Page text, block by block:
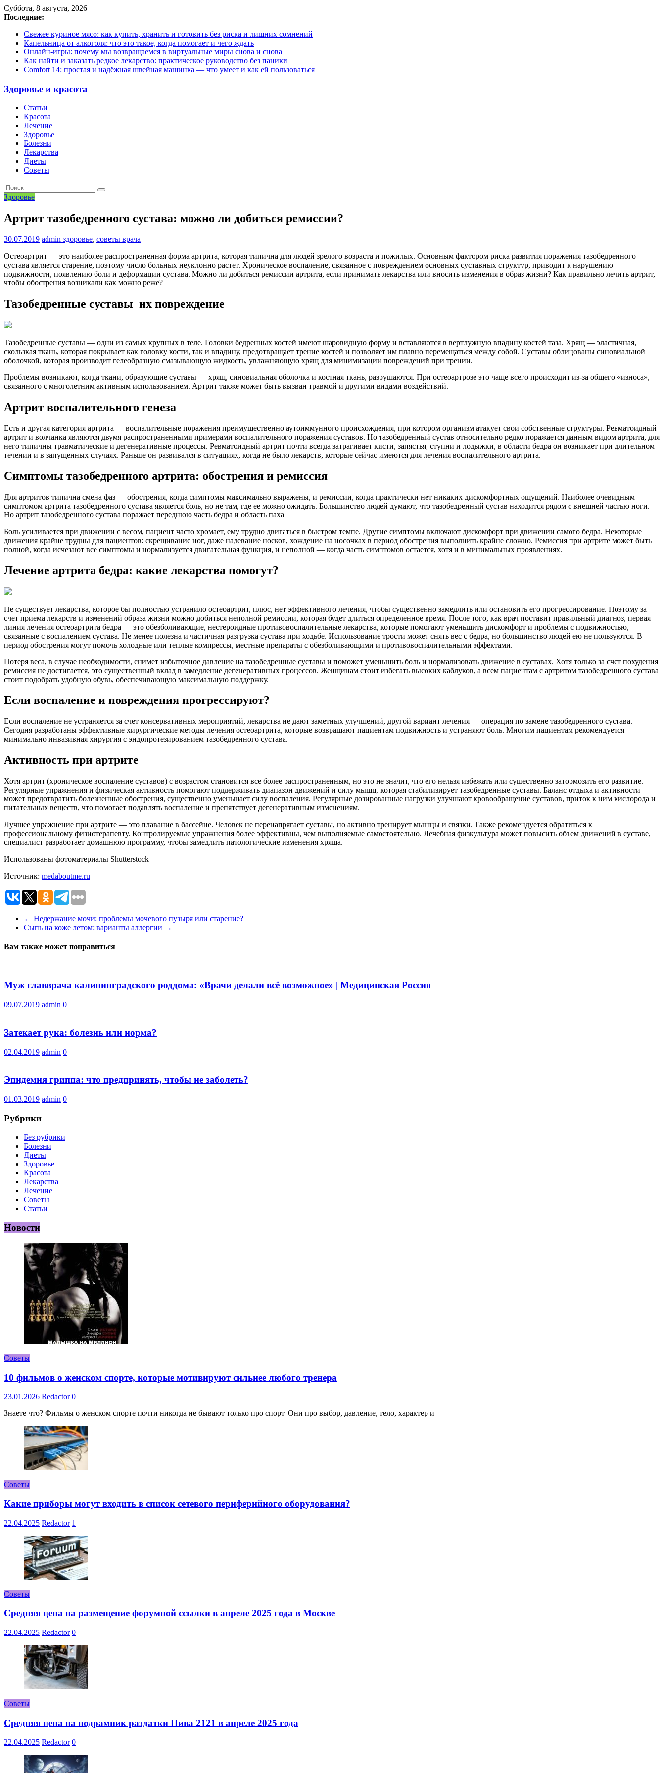
Суббота, 8 августа, 2026
Последние:
Свежее куриное мясо: как купить, хранить и готовить без риска и лишних сомнений
Капельница от алкоголя: что это такое, когда помогает и чего ждать
Онлайн-игры: почему мы возвращаемся в виртуальные миры снова и снова
Как найти и заказать редкое лекарство: практическое руководство без паники
Comfort 14: простая и надёжная швейная машинка — что умеет и как ей пользоваться
Здоровье и красота
Статьи
Красота
Лечение
Здоровье
Болезни
Лекарства
Диеты
Советы
Здоровье
Артрит тазобедренного сустава: можно ли добиться ремиссии?
30.07.2019 admin здоровье, советы врача
Остеоартрит — это наиболее распространенная форма артрита, которая типична для людей зрелого возраста и пожилых. Основным фактором риска развития поражения тазобедренного
сустава является старение, поэтому число больных неуклонно растет. Хроническое воспаление, связанное с повреждением основных суставных структур, приводит к нарушению
подвижности, появлению боли и деформации сустава. Можно ли добиться ремиссии артрита, если принимать лекарства или вносить изменения в образ жизни? Как правильно лечить артрит,
чтобы обострения возникали как можно реже?
Тазобедренные суставы их повреждение
Тазобедренные суставы — одни из самых крупных в теле. Головки бедренных костей имеют шаровидную форму и вставляются в вертлужную впадину костей таза. Хрящ — эластичная,
скользкая ткань, которая покрывает как головку кости, так и впадину, предотвращает трение костей и позволяет им плавно перемещаться между собой. Суставы облицованы синовиальной
оболочкой, которая производит гелеобразную смазывающую жидкость, увлажняющую хрящ для минимизации повреждений при трении.
Проблемы возникают, когда ткани, образующие суставы — хрящ, синовиальная оболочка и костная ткань, разрушаются. При остеоартрозе это чаще всего происходит из-за общего «износа»,
связанного с многолетним активным использованием. Артрит также может быть вызван травмой и другими видами воздействий.
Артрит воспалительного генеза
Есть и другая категория артрита — воспалительные поражения преимущественно аутоиммунного происхождения, при котором организм атакует свои собственные структуры. Ревматоидный
артрит и волчанка являются двумя распространенными примерами воспалительного поражения суставов. Но тазобедренный сустав относительно редко поражается данным видом артрита, для
него типичны травматические и дегенеративные процессы. Ревматоидный артрит почти всегда затрагивает кисти, запястья, ступни и лодыжки, в области бедра он возникает при длительном
течении и в запущенных случаях. Раньше он развивался в ситуациях, когда не было лекарств, которые сейчас имеются для лечения воспалительного артрита.
Симптомы тазобедренного артрита: обострения и ремиссия
Для артритов типична смена фаз — обострения, когда симптомы максимально выражены, и ремиссии, когда практически нет никаких дискомфортных ощущений. Наиболее очевидным
симптомом артрита тазобедренного сустава является боль, но не там, где ее можно ожидать. Большинство людей думают, что тазобедренный сустав находится рядом с внешней частью ноги.
Но артрит тазобедренного сустава поражает переднюю часть бедра и область паха.
Боль усиливается при движении с весом, пациент часто хромает, ему трудно двигаться в быстром темпе. Другие симптомы включают дискомфорт при движении самого бедра. Некоторые
движения крайне трудны для пациентов: скрещивание ног, даже надевание носков, хождение на носочках в период обострения выполнить крайне сложно. Ремиссия при артрите может быть
полной, когда исчезают все симптомы и нормализуется двигательная функция, и неполной — когда часть симптомов остается, хотя и в минимальных проявлениях.
Лечение артрита бедра: какие лекарства помогут?
Не существует лекарства, которое бы полностью устранило остеоартрит, плюс, нет эффективного лечения, чтобы существенно замедлить или остановить его прогрессирование. Поэтому за
счет приема лекарств и изменений образа жизни можно добиться неполной ремиссии, которая будет длиться определенное время. После того, как врач поставит правильный диагноз, первая
линия лечения остеоартрита бедра — это обезболивающие, нестероидные противовоспалительные лекарства, которые помогают уменьшить дискомфорт и проблемы с подвижностью,
связанные с воспалением сустава. Не менее полезна и частичная разгрузка сустава при ходьбе. Использование трости может снять вес с бедра, но большинство людей ею не пользуются. В
период обострения могут помочь холодные или теплые компрессы, местные препараты с обезболивающими и противовоспалительными эффектами.
Потеря веса, в случае необходимости, снимет избыточное давление на тазобедренные суставы и поможет уменьшить боль и нормализовать движение в суставах. Хотя только за счет похудения
ремиссия не достигается, это существенный вклад в замедление дегенеративных процессов. Женщинам стоит избегать высоких каблуков, а всем пациентам с артритом тазобедренного сустава
стоит подобрать удобную обувь, обеспечивающую максимальную поддержку.
Если воспаление и повреждения прогрессируют?
Если воспаление не устраняется за счет консервативных мероприятий, лекарства не дают заметных улучшений, другой вариант лечения — операция по замене тазобедренного сустава.
Сегодня разработаны эффективные хирургические методы лечения остеоартрита, которые возвращают пациентам подвижность и устраняют боль. Многим пациентам рекомендуется
минимально инвазивная хирургия с эндопротезированием тазобедренного сустава.
Активность при артрите
Хотя артрит (хроническое воспаление суставов) с возрастом становится все более распространенным, но это не значит, что его нельзя избежать или существенно затормозить его развитие.
Регулярные упражнения и физическая активность помогают поддерживать диапазон движений и силу мышц, которая стабилизирует тазобедренные суставы. Баланс отдыха и активности
может предотвратить болезненные обострения, существенно уменьшает силу воспаления. Регулярные дозированные нагрузки улучшают кровообращение суставов, приток к ним кислорода и
питательных веществ, что помогает подавлять воспаление и препятствует дегенеративным изменениям.
Лучшее упражнение при артрите — это плавание в бассейне. Человек не перенапрягает суставы, но активно тренирует мышцы и связки. Также рекомендуется обратиться к
профессиональному физиотерапевту. Контролируемые упражнения более эффективны, чем выполняемые самостоятельно. Лечебная физкультура может повысить объем движений в суставе,
специалист разработает домашнюю программу, чтобы замедлить патологические изменения хряща.
Использованы фотоматериалы Shutterstock
Источник: medaboutme.ru
← Недержание мочи: проблемы мочевого пузыря или старение?
Сыпь на коже летом: варианты аллергии →
Вам также может понравиться
Муж главврача калининградского роддома: «Врачи делали всё возможное» | Медицинская Россия
09.07.2019 admin 0
Затекает рука: болезнь или норма?
02.04.2019 admin 0
Эпидемия гриппа: что предпринять, чтобы не заболеть?
01.03.2019 admin 0
Рубрики
Без рубрики
Болезни
Диеты
Здоровье
Красота
Лекарства
Лечение
Советы
Статьи
Новости
Советы
10 фильмов о женском спорте, которые мотивируют сильнее любого тренера
23.01.2026 Redactor 0
Знаете что? Фильмы о женском спорте почти никогда не бывают только про спорт. Они про выбор, давление, тело, характер и
Советы
Какие приборы могут входить в список сетевого периферийного оборудования?
22.04.2025 Redactor 1
Советы
Средняя цена на размещение форумной ссылки в апреле 2025 года в Москве
22.04.2025 Redactor 0
Советы
Средняя цена на подрамник раздатки Нива 2121 в апреле 2025 года
22.04.2025 Redactor 0